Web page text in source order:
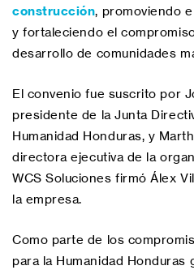
construcción, promoviendo
y fortaleciendo el
desarrollo de comunidades
El convenio fue suscrito por
presidente de la Junta
Humanidad Honduras, y
directora ejecutiva de la
WCS Soluciones firmó Álex
la empresa.
Como parte de los
para la Humanidad Honduras